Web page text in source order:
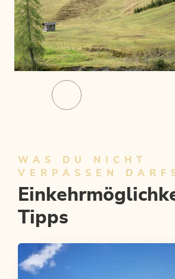
WAS DU NICHT
VERPASSEN
Tipps